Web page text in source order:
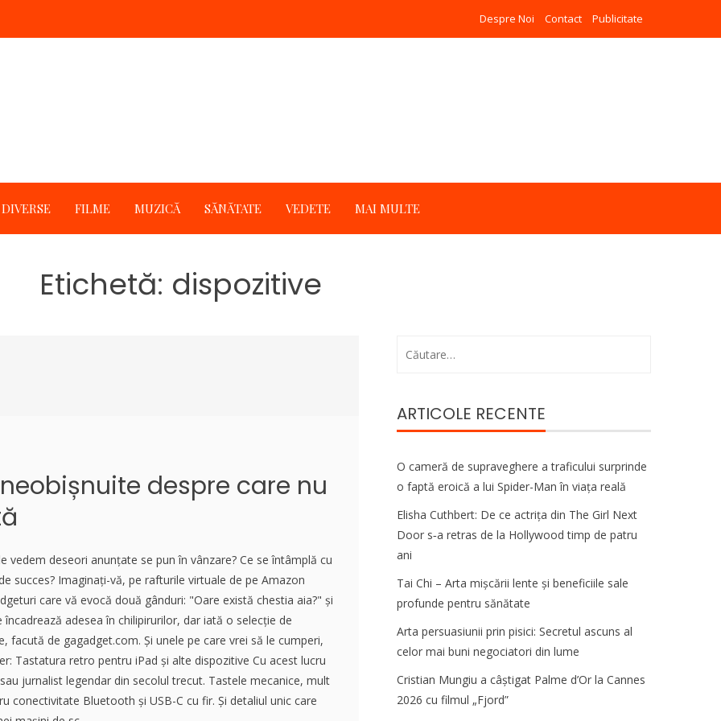
Despre Noi Contact Publicitate
DIVERSE FILME MUZICĂ SĂNĂTATE VEDETE MAI MULTE
Etichetă: dispozitive
despre care nu
vedem deseori anunțate se pun în vânzare? Ce se întâmplă cu
succes? Imaginați-vă, pe rafturile virtuale de pe Amazon
care vă evocă două gânduri: "Oare există chestia aia?" și
încadrează adesea în chilipirurilor, dar iată o selecție de
facută de gagadget.com. Și unele pe care vrei să le cumperi,
Tastatura retro pentru iPad și alte dispozitive Cu acest lucru
jurnalist legendar din secolul trecut. Tastele mecanice, mult
conectivitate Bluetooth și USB-C cu fir. Și detaliul unic care
ARTICOLE RECENTE
O cameră de supraveghere a traficului surprinde
o faptă eroică a lui Spider-Man în viața reală
Elisha Cuthbert: De ce actrița din The Girl Next
Door s‑a retras de la Hollywood timp de patru
ani
Tai Chi – Arta mișcării lente și beneficiile sale
profunde pentru sănătate
Arta persuasiunii prin pisici: Secretul ascuns al
celor mai buni negociatori din lume
Cristian Mungiu a câștigat Palme d’Or la Cannes
2026 cu filmul „Fjord”